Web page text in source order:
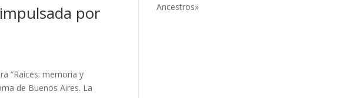
por
“Raíces: memoria y
de Buenos Aires. La
Ancestros»